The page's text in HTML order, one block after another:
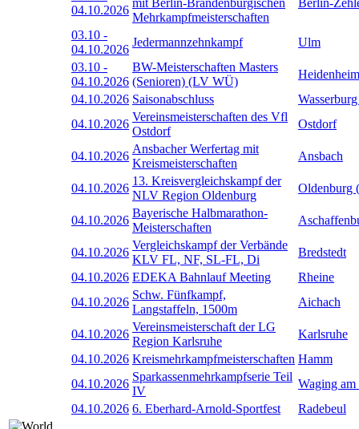
04.10.2026
Mehrkampfmeisterschaften
03.10 -
04.10.2026
Jedermannzehnkampf
Ulm
03.10 -
04.10.2026
BW-Meisterschaften Masters
(Senioren) (LV WÜ)
Heidenheim
04.10.2026 Saisonabschluss
04.10.2026
Vereinsmeisterschaften des Vfl
Ostdorf
Ostdorf
04.10.2026
Ansbacher Werfertag mit
Kreismeisterschaften
Ansbach
04.10.2026
13. Kreisvergleichskampf der
NLV Region Oldenburg
Oldenburg
04.10.2026
Bayerische Halbmarathon-
Meisterschaften
04.10.2026
Vergleichskampf der Verbände
KLV FL, NF, SL-FL, Di
Bredstedt
04.10.2026 EDEKA Bahnlauf Meeting
Rheine
04.10.2026
Schw. Fünfkampf,
Langstaffeln, 1500m
Aichach
04.10.2026
Vereinsmeisterschaft der LG
Region Karlsruhe
Karlsruhe
04.10.2026 Kreismehrkampfmeisterschaften Hamm
04.10.2026
Sparkassenmehrkampfserie Teil
IV
Waging am
04.10.2026 6. Eberhard-Arnold-Sportfest Radebeul